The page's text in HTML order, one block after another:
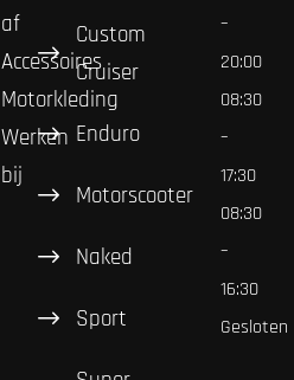
af
Accessoires
Motorkleding
Werken
bij
Custom
Cruiser
Enduro
Motorscooter
Naked
Sport
–
20:00
08:30
–
17:30
08:30
–
16:30
Gesloten